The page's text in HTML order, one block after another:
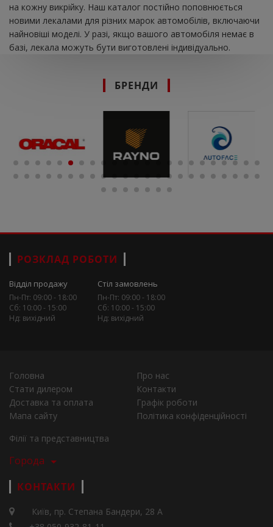
на кожну викрійку. Наш каталог постійно поповнюється
новими лекалами для різних марок автомобілів, включаючи
найновіші моделі. У разі, якщо вашого автомобіля немає в
базі, лекала можуть бути виготовлені індивідуально.
БРЕНДИ
РОЗКЛАД РОБОТИ
Відділ продажу
Пн-Пт: 09:00 - 18:00
Сб: 10:00 - 15:00
Нд: вихідний
Стіл замовлень
Пн-Пт: 09:00 - 18:00
Сб: 10:00 - 15:00
Нд: вихідний
Головна
Про нас
Стати дилером
Контакти
Доставка та оплата
Графік роботи
Мапа сайту
Політика конфіденційності
Філії та представництва
Города
КОНТАКТИ
Київ, пр. Степана Бандери, 28 А